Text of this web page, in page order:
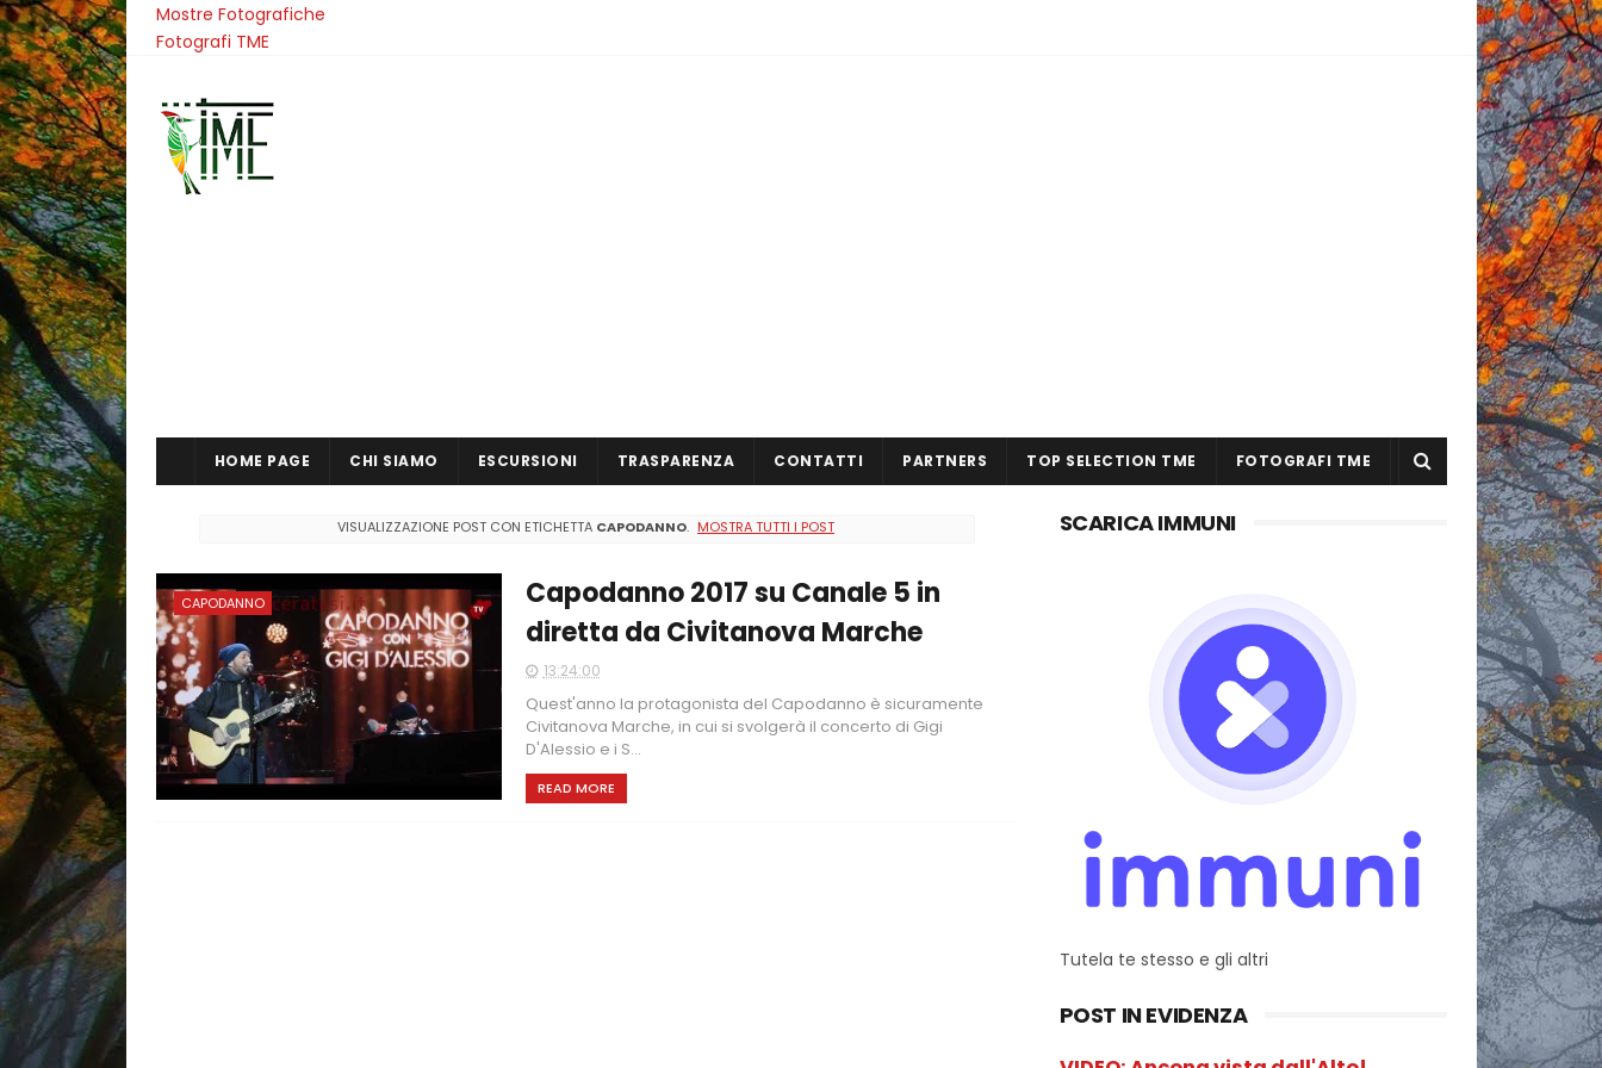
Mostre Fotografiche
Fotografi TME
HOME PAGE CHI SIAMO ESCURSIONI TRASPARENZA CONTATTI PARTNERS TOP SELECTION TME FOTOGRAFI TME
VISUALIZZAZIONE POST CON ETICHETTA CAPODANNO. MOSTRA TUTTI I POST
CAPODANNO
Capodanno 2017 su Canale 5 in
diretta da Civitanova Marche
13:24:00
Quest'anno la protagonista del Capodanno è sicuramente
Civitanova Marche, in cui si svolgerà il concerto di Gigi
D'Alessio e i S...
READ MORE
SCARICA IMMUNI
Tutela te stesso e gli altri
POST IN EVIDENZA